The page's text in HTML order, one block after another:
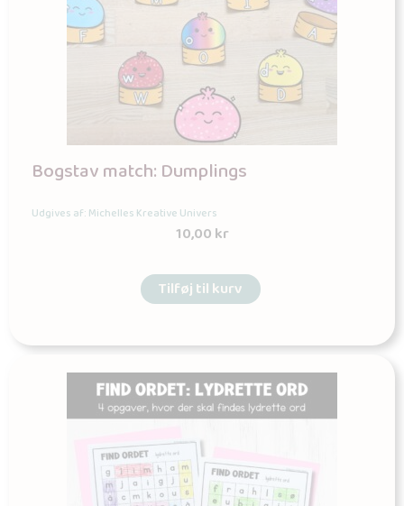
Bogstav match: Dumplings
Udgives af: Michelles Kreative Univers
10,00kr
Tilføj til kurv